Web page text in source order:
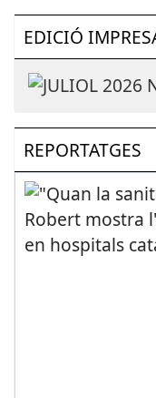
EDICIÓ
REPORTATGES